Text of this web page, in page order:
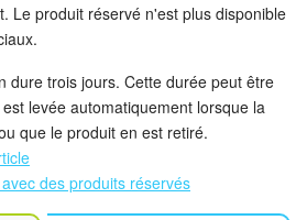
Le produit réservé n'est plus disponible
dure trois jours. Cette durée peut être
levée automatiquement lorsque la
que le produit en est retiré.
des produits réservés